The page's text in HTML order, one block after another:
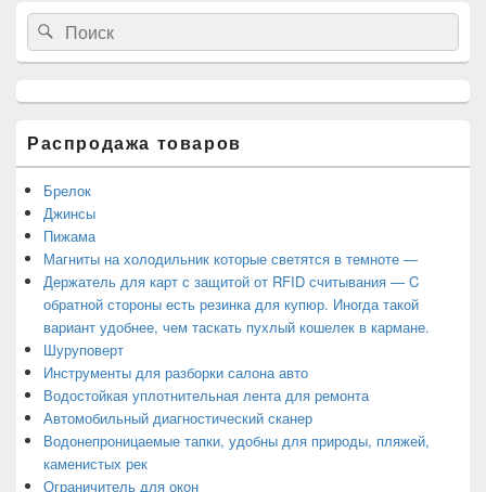
Область
основной
боковой
панели
Search
for:
Search
Распродажа товаров
Брелок
Джинсы
Пижама
Магниты на холодильник которые светятся в темноте —
Держатель для карт с защитой от RFID считывания — C
обратной стороны есть резинка для купюр. Иногда такой
вариант удобнее, чем таскать пухлый кошелек в кармане.
Шуруповерт
Инструменты для разборки салона авто
Водостойкая уплотнительная лента для ремонта
Автомобильный диагностический сканер
Водонепроницаемые тапки, удобны для природы, пляжей,
каменистых рек
Ограничитель для окон